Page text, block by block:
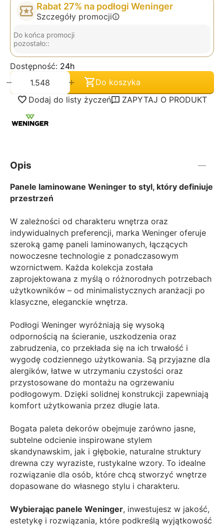
Rabat 27% na podłogi Weninger
Szczegóły promocji
Do końca promocji
pozostało::
Dostępność: 24h
+
−
Do koszyka
Dodaj do listy życzeń
ZAPYTAJ O PRODUKT
Opis
Panele laminowane Weninger to styl, który definiuje
przestrzeń
W zależności od charakteru wnętrza oraz
indywidualnych preferencji, marka Weninger oferuje
szeroką gamę paneli laminowanych, łączących
nowoczesne technologie z ponadczasowym
wzornictwem. Każda kolekcja została
zaprojektowana z myślą o różnorodnych potrzebach
użytkowników – od minimalistycznych aranżacji po
klasyczne, eleganckie wnętrza.
Podłogi Weninger wyróżniają się wysoką
odpornością na ścieranie, uszkodzenia oraz
zabrudzenia, co przekłada się na ich trwałość i
wygodę codziennego użytkowania. Są przyjazne dla
alergików, łatwe w utrzymaniu czystości oraz
przystosowane do montażu na ogrzewaniu
podłogowym. Dzięki solidnej konstrukcji zapewniają
komfort użytkowania przez długie lata.
Bogata paleta dekorów obejmuje zarówno jasne,
subtelne odcienie inspirowane stylem
skandynawskim, jak i głębokie, naturalne struktury
drewna czy wyraziste, rustykalne wzory. To idealne
rozwiązanie dla osób, które chcą stworzyć wnętrze
dopasowane do własnego stylu i charakteru.
Wybierając panele Weninger, inwestujesz w jakość,
estetykę i rozwiązania, które podkreślą wyjątkowość